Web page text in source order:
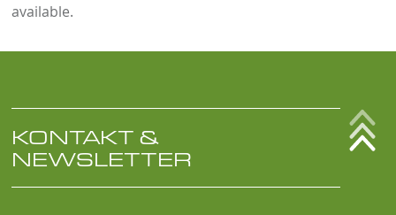
available.
KONTAKT &
NEWSLETTER